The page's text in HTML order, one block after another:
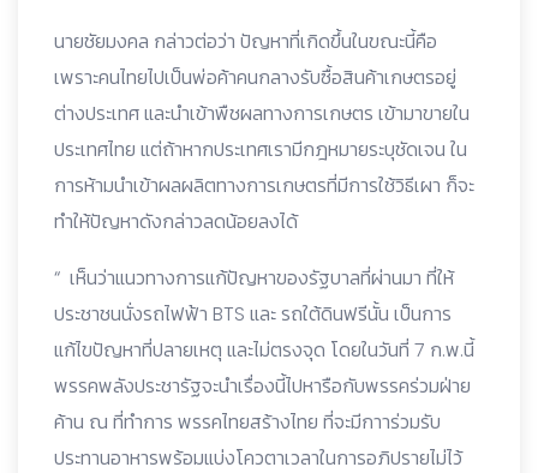
นายชัยมงคล กล่าวต่อว่า ปัญหาที่เกิดขึ้นในขณะนี้คือ
เพราะคนไทยไปเป็นพ่อค้าคนกลางรับซื้อสินค้าเกษตรอยู่
ต่างประเทศ และนำเข้าพืชผลทางการเกษตร เข้ามาขายใน
ประเทศไทย แต่ถ้าหากประเทศเรามีกฎหมายระบุชัดเจน ใน
การห้ามนำเข้าผลผลิตทางการเกษตรที่มีการใช้วิธีเผา ก็จะ
ทำให้ปัญหาดังกล่าวลดน้อยลงได้
“ เห็นว่าแนวทางการแก้ปัญหาของรัฐบาลที่ผ่านมา ที่ให้
ประชาชนนั่งรถไฟฟ้า BTS และ รถใต้ดินฟรีนั้น เป็นการ
แก้ไขปัญหาที่ปลายเหตุ และไม่ตรงจุด โดยในวันที่ 7 ก.พ.นี้
พรรคพลังประชารัฐจะนำเรื่องนี้ไปหารือกับพรรคร่วมฝ่าย
ค้าน ณ ที่ทำการ พรรคไทยสร้างไทย ที่จะมีกาาร่วมรับ
ประทานอาหารพร้อมแบ่งโควตาเวลาในการอภิปรายไม่ไว้